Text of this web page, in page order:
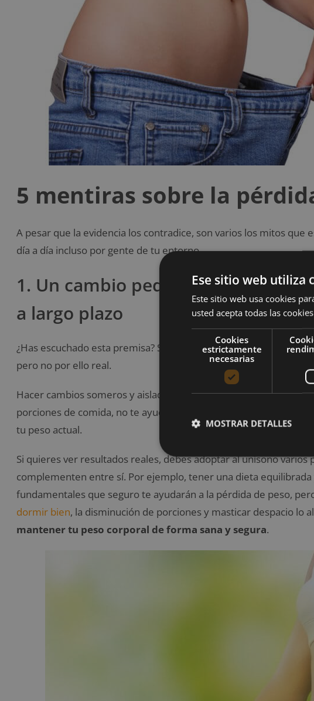
5 mentiras sobre la
A pesar que la evidencia los contradice, son varios los mitos que
día a día incluso por gente de tu entorno.
1. Un cambio pequeño de hábito
a largo plazo
¿Has escuchado esta premisa? Seguro que sí, porque se ha
pero no por ello real.
Hacer cambios someros y aislados como, por ejemplo, una
porciones de comida, no te ayudarán a perder esos kilos de
tu peso actual.
Si quieres ver resultados reales, debes adoptar al unísono varios
complementen entre sí. Por ejemplo, tener una dieta
fundamentales que seguro te ayudarán a la pérdida de peso,
dormir bien, la disminución de porciones y masticar despacio lo
mantener tu peso corporal de forma sana y segura.
Ese sitio web utiliza
Este sitio web usa cookies
usted acepta todas las
Cookies
estrictamente
necesarias
MOSTRAR DETALLES